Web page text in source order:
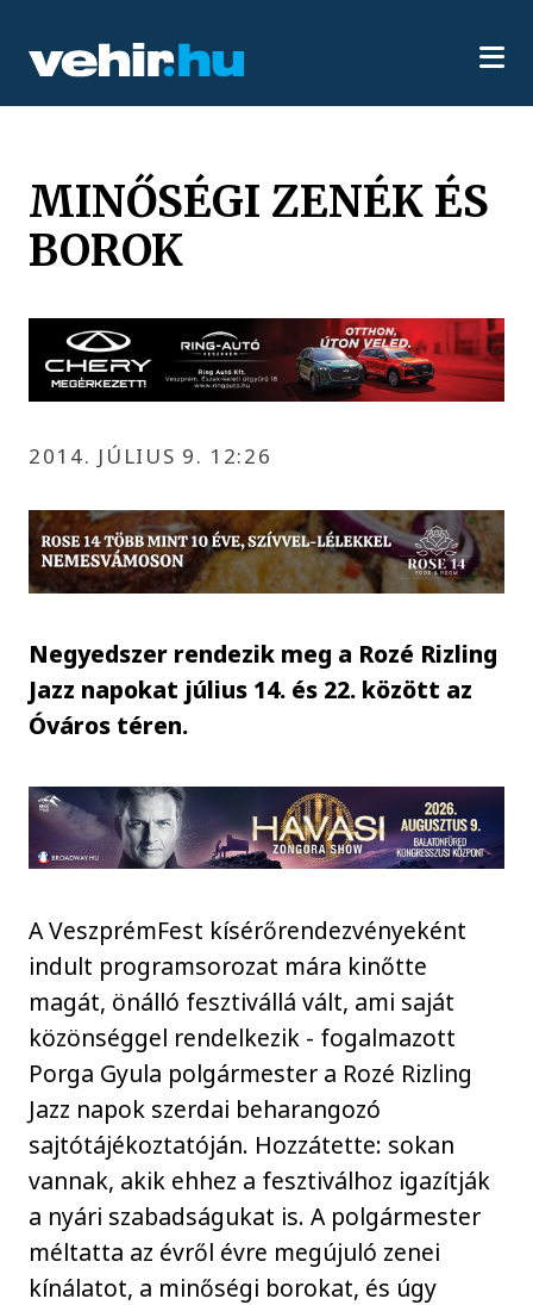
MINŐSÉGI ZENÉK ÉS
BOROK
2014. JÚLIUS 9. 12:26
Negyedszer rendezik meg a Rozé Rizling
Jazz napokat július 14. és 22. között az
Óváros téren.
A VeszprémFest kísérőrendezvényeként
indult programsorozat mára kinőtte
magát, önálló fesztivállá vált, ami saját
közönséggel rendelkezik - fogalmazott
Porga Gyula polgármester a Rozé Rizling
Jazz napok szerdai beharangozó
sajtótájékoztatóján. Hozzátette: sokan
vannak, akik ehhez a fesztiválhoz igazítják
a nyári szabadságukat is. A polgármester
méltatta az évről évre megújuló zenei
kínálatot, a minőségi borokat, és úgy